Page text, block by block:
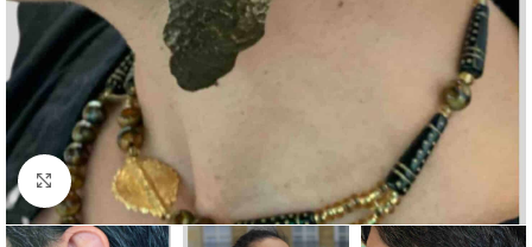
Agrandir